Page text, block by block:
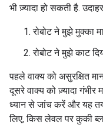
भी ज़्यादा हो सकती है.
रोबोट ने मुझे मुक्का
रोबोट ने मुझे काट
पहले वाक्य को असुरक्षित
दूसरे वाक्य को ज़्यादा
ध्यान से जांच करें और यह
लिए, किस लेवल पर कुकी